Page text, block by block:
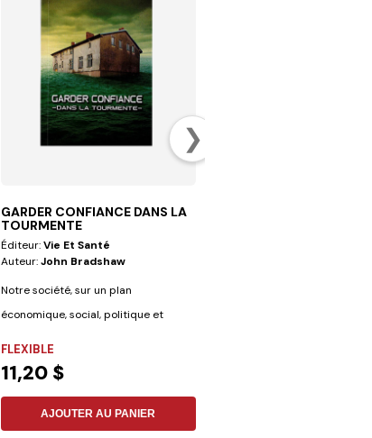
❯
GARDER CONFIANCE DANS LA
TOURMENTE
Éditeur:Vie Et Santé
Auteur:John Bradshaw
Notre société, sur un plan
économique, social, politique et
FLEXIBLE
11,20 $
AJOUTER AU PANIER